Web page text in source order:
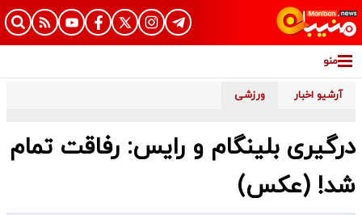
منو
آرشیو اخبار ورزشی
درگیری بلینگام و رایس: رفاقت تمام
شد! (عکس)